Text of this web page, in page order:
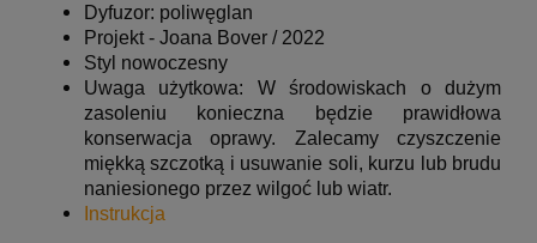
Dyfuzor: poliwęglan
Projekt - Joana Bover / 2022
Styl nowoczesny
Uwaga użytkowa: W środowiskach o dużym
zasoleniu konieczna będzie prawidłowa
konserwacja oprawy. Zalecamy czyszczenie
miękką szczotką i usuwanie soli, kurzu lub brudu
naniesionego przez wilgoć lub wiatr.
Instrukcja